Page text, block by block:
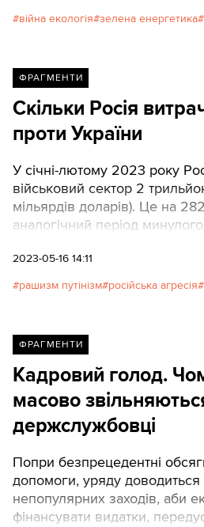
тези статті
війна екологія зелена енергетика
ФРАГМЕНТИ
Скільки Росія
проти України
У січні-лютому 2023 року
військовий сектор 2
мільярдів доларів). Це на
аналогічний період
2023-05-16 14:11
рашизм путінізм російська агресія
ФРАГМЕНТИ
Кадровий голод.
масово
держслужбовці
Попри безпрецедентні
допомоги, уряду доводиться
непопулярних заходів, аби
фінансувати видатки,